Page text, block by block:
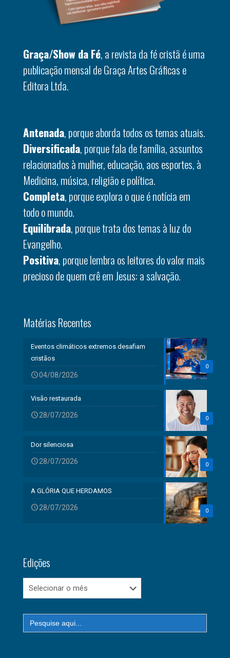
Graça/Show da Fé, a revista da fé cristã é uma
publicação mensal de Graça Artes Gráficas e
Editora Ltda.
Antenada, porque aborda todos os temas atuais.
Diversificada, porque fala de família, assuntos
relacionados à mulher, educação, aos esportes, à
Medicina, música, religião e política.
Completa, porque explora o que é notícia em
todo o mundo.
Equilibrada, porque trata dos temas à luz do
Evangelho.
Positiva, porque lembra os leitores do valor mais
precioso de quem crê em Jesus: a salvação.
Matérias Recentes
0
Eventos climáticos extremos desafiam
cristãos
04/08/2026
0
Visão restaurada
28/07/2026
0
Dor silenciosa
28/07/2026
0
A GLÓRIA QUE HERDAMOS
28/07/2026
Edições
Edições
Search
for: